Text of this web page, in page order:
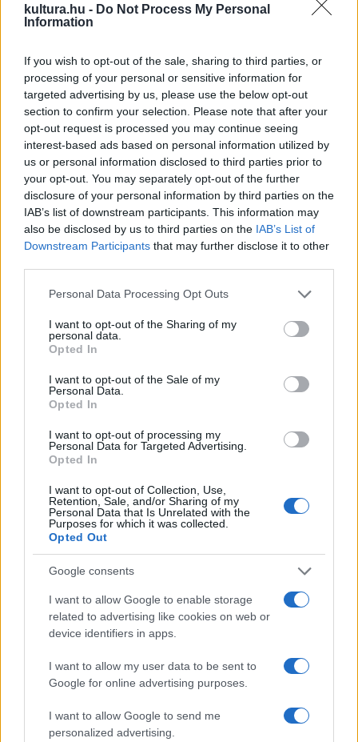
kultura.hu - Do Not Process My Personal
Information
If you wish to opt-out of the sale, sharing to third parties, or
processing of your personal or sensitive information for
targeted advertising by us, please use the below opt-out
section to confirm your selection. Please note that after your
opt-out request is processed you may continue seeing
interest-based ads based on personal information utilized by
us or personal information disclosed to third parties prior to
your opt-out. You may separately opt-out of the further
disclosure of your personal information by third parties on the
IAB’s list of downstream participants. This information may
also be disclosed by us to third parties on the IAB’s List of
Downstream Participants that may further disclose it to other
Please note that this website/app uses one or more Google
not limited to your visit or usage behaviour. You may click to
grant or deny consent to Google and its third-party tags to
use your data for below specified purposes in below Google
consent section.
Personal Data Processing Opt Outs
I want to opt-out of the Sharing of my
personal data.
Opted In
I want to opt-out of the Sale of my
Personal Data.
Opted In
I want to opt-out of processing my
Personal Data for Targeted Advertising.
Opted In
I want to opt-out of Collection, Use,
Retention, Sale, and/or Sharing of my
Personal Data that Is Unrelated with the
Purposes for which it was collected.
Opted Out
Google consents
I want to allow Google to enable storage
related to advertising like cookies on web or
device identifiers in apps.
I want to allow my user data to be sent to
Google for online advertising purposes.
I want to allow Google to send me
personalized advertising.
hetvenhetedik születésnapját ünneplő bűvész,
előadóművész, Ungár Anikó. Édesapja már gyerekkorában
felfedezte tehetségét, tizenhat éves volt, amikor az 1965-
ös Ki mit tud?-on megismerhette az ország, később pedig a
világ, hiszen Párizsban, Londonban, New Yorkban, Las
Vegasban, Monte-Carlóban és még számos helyen fellépett
pályafutása során.
JAZZTÖRTÉNET
Fél évszázados a free jazz doyen
Szabados György első albuma
legtöbb vitát kiváltó alakja, a Kossuth-díjas zeneszerző,
jelent meg.
HOL VOLTÁL, AMIKOR...
POPKULT
Hol voltál, amikor jazzlegendák adták
egymásnak a mikrofont Budapesten?
Ötven évvel ezelőtt lépett fel a Charles Mingus Quintet az
jazzvilágsztárok sora muzsikálhatott a magyar fővárosban.
ZENEIPAR
POPKULT
Legendás zenészek keltetőhelye volt a
hatvan éve alapított jazz tanszak
A szovjetek éppúgy tiltották, akár a nácik – mindkét
totalitárius rendszer számára az alapvetően improvizatív
jazz (túl az amerikai gyökereken) a szabadságot
szimbolizálta.